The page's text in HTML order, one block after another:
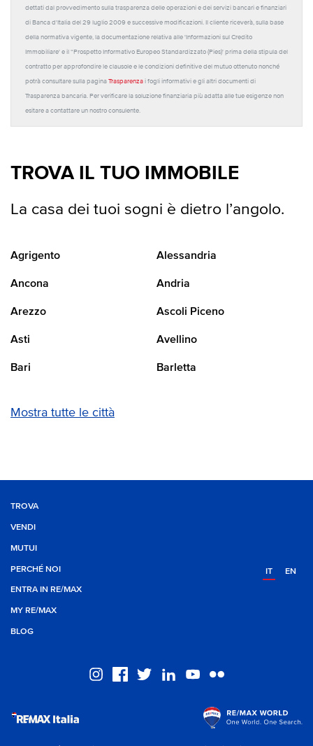
dettati dal provvedimento sulla trasparenza delle operazioni e dei servizi bancari e finanziari
di Banca d'Italia del 29 luglio 2009 e successive modificazioni. Il cliente riceverà, sulla base
della normativa vigente, la documentazione relativa alle 'Informazioni sul Credito
Immobiliare' e il “Prospetto Informativo Europeo Standardizzato (Pies)' prima della stipula del
contratto per approfondire le clausole e le condizioni definitive del mutuo ottenuto nonché
potrà consultare sulla pagina Trasparenza i fogli informativi e gli altri documenti di
Trasparenza bancaria. Per verificare la soluzione finanziaria più adatta alle tue esigenze non
esitare a contattare un nostro consulente.
TROVA IL TUO IMMOBILE
La casa dei tuoi sogni è dietro l’angolo.
Agrigento Alessandria
Ancona Andria
Arezzo Ascoli Piceno
Asti Avellino
Bari Barletta
Mostra tutte le città
TROVA
VENDI
MUTUI
PERCHÉ NOI
ENTRA IN RE/MAX
MY RE/MAX
BLOG
IT EN